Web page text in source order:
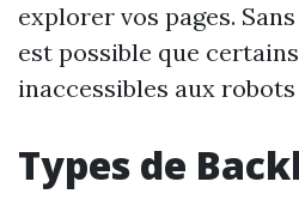
explorer vos pages.
est possible que
inaccessibles aux robots
Types de